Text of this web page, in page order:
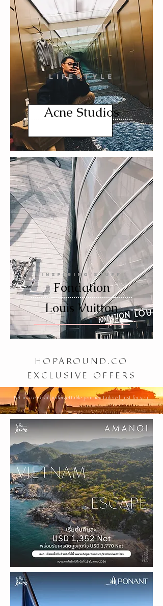
LIFESTYLE
Acne Studios
INSPIRING STUFF
Fondation
Louis Vuitton
HOPAROUND.CO
EXCLUSIVE OFFERS
Let us create an unforgettable journey tailored just for you!